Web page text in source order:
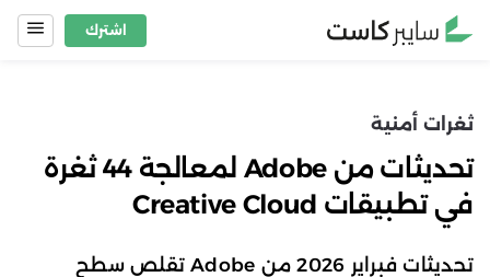
Skip
اشترك
ثغرات أمنية
تحديثات من Adobe لمعالجة 44 ثغرة
في تطبيقات Creative Cloud
تحديثات فبراير 2026 من Adobe تقلص سطح